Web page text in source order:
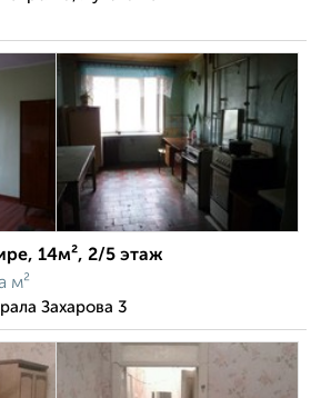
14м², 2/5 этаж
м²
Захарова 3